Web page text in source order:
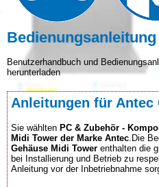
Bedienungsanleitung
Benutzerhandbuch und
herunterladen
Anleitungen für Antec
Sie wählten PC & Zubehör -
Midi Tower der Marke Antec .Die
Gehäuse Midi Tower enthalten die
bei Installierung und Betrieb zu
Anleitung vor der Inbetriebnahme